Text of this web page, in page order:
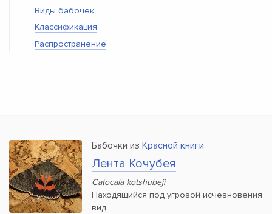
Виды бабочек
Классификация
Распространение
Бабочки из Красной книги
Лента Кочубея
Catocala kotshubeji
Находящийся под угрозой исчезновения
вид